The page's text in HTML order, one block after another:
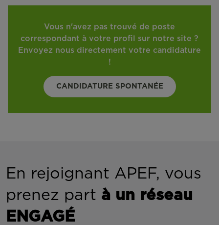
Vous n'avez pas trouvé de poste
correspondant à votre profil sur notre site ?
Envoyez nous directement votre candidature
!
CANDIDATURE SPONTANÉE
En rejoignant APEF, vous
prenez part à un réseau
ENGAGÉ